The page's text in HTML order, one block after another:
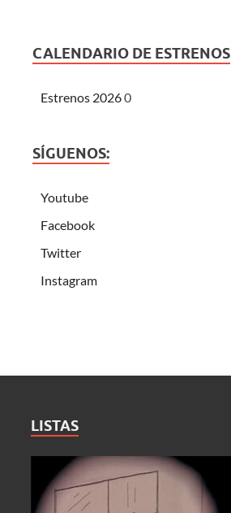
CALENDARIO DE ESTRENOS
Estrenos 20260
SÍGUENOS:
Youtube
Facebook
Twitter
Instagram
LISTAS